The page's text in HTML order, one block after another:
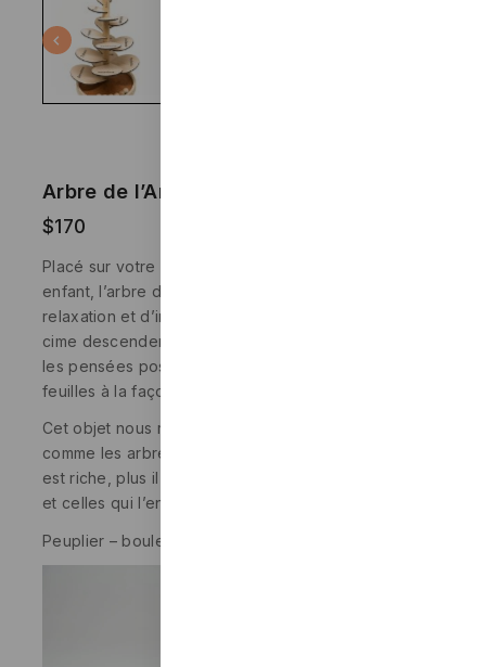
Arbre de l’Amitié musical
$170
Placé sur votre bureau ou dans la chambre d’un
enfant, l’arbre de l’amitié est un bel objet de
relaxation et d’inspiration. Les billes déposées sur la
cime descendent le long du tronc et font raisonner
les pensées positives gravées sur chacune des
feuilles à la façon d’un xylophone.
Cet objet nous rappelle que l’amitié grandit un peu
comme les arbres. Plus son environnement naturel
est riche, plus il s’épanouit, et embellit la vie de ceux
et celles qui l’entourent.
Peuplier – bouleau – Cuir recyclé